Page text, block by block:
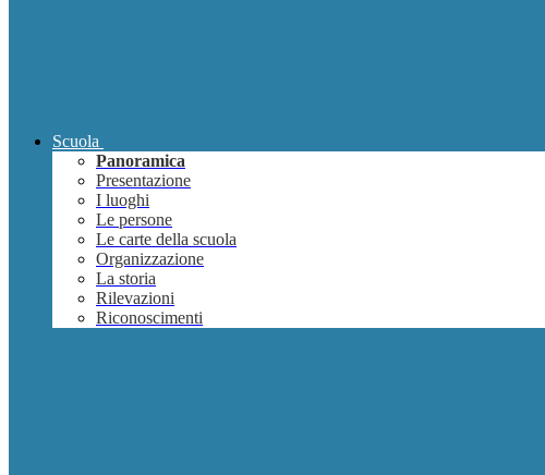
Scuola
Panoramica
Presentazione
I luoghi
Le persone
Le carte della scuola
Organizzazione
La storia
Rilevazioni
Riconoscimenti